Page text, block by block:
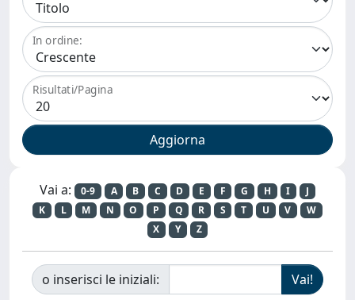
In ordine:
Risultati/Pagina
Vai a: 0-9 A B C D E F G H I
J
K
L M N O P Q R S T U V
W
X
Y Z
o inserisci le iniziali: